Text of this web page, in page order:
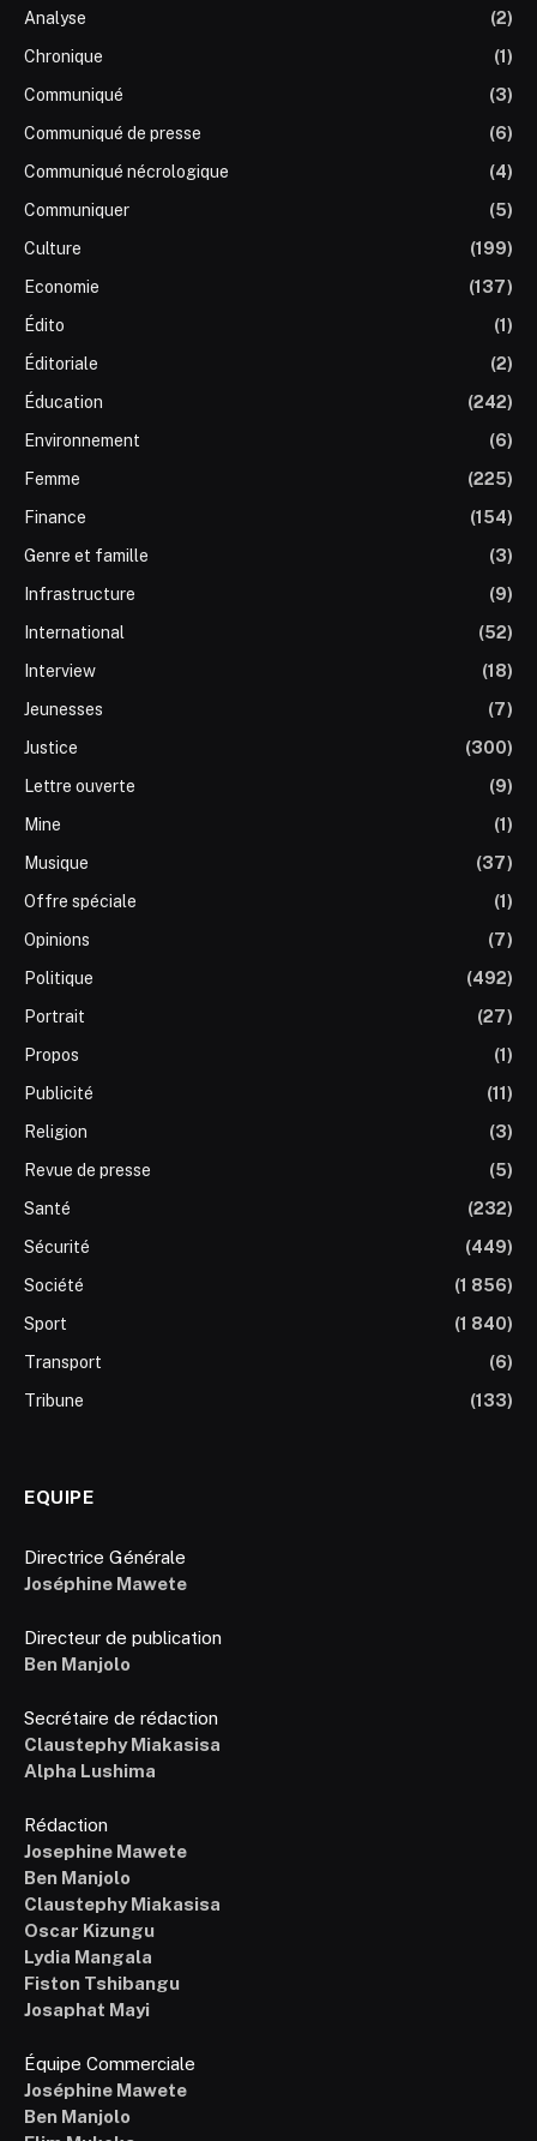
Analyse
(2)
Chronique
(1)
Communiqué
(3)
Communiqué de presse
(6)
Communiqué nécrologique
(4)
Communiquer
(5)
Culture
(199)
Economie
(137)
Édito
(1)
Éditoriale
(2)
Éducation
(242)
Environnement
(6)
Femme
(225)
Finance
(154)
Genre et famille
(3)
Infrastructure
(9)
International
(52)
Interview
(18)
Jeunesses
(7)
Justice
(300)
Lettre ouverte
(9)
Mine
(1)
Musique
(37)
Offre spéciale
(1)
Opinions
(7)
Politique
(492)
Portrait
(27)
Propos
(1)
Publicité
(11)
Religion
(3)
Revue de presse
(5)
Santé
(232)
Sécurité
(449)
Société
(1 856)
Sport
(1 840)
Transport
(6)
Tribune
(133)
EQUIPE
Directrice Générale
Joséphine Mawete
Directeur de publication
Ben Manjolo
Secrétaire de rédaction
Claustephy Miakasisa
Alpha Lushima
Rédaction
Josephine Mawete
Ben Manjolo
Claustephy Miakasisa
Oscar Kizungu
Lydia Mangala
Fiston Tshibangu
Josaphat Mayi
Équipe Commerciale
Joséphine Mawete
Ben Manjolo